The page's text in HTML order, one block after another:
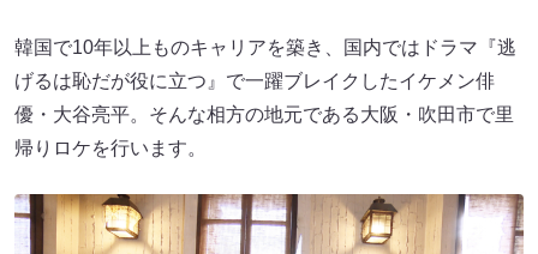
韓国で10年以上ものキャリアを築き、国内ではドラマ『逃
げるは恥だが役に立つ』で一躍ブレイクしたイケメン俳
優・大谷亮平。そんな相方の地元である大阪・吹田市で里
帰りロケを行います。